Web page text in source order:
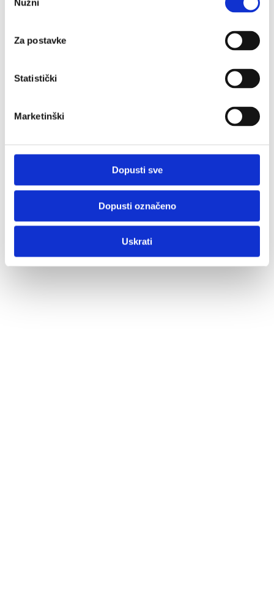
pristanka
Nužni
Za postavke
Statistički
Marketinški
Dopusti sve
Dopusti označeno
Uskrati